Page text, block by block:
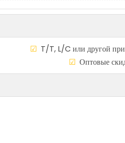
☑ T/T, L/C или другой
☑ Оптовые